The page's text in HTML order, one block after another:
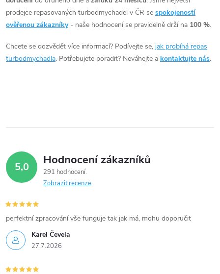
a
c
í
p
k
v
ý
p
i
s
u
prodejce repasovaných turbodmychadel v ČR se spokojeností
ověřenou zákazníky- naše hodnocení se pravidelně drží na 100 %.
Chcete se dozvědět více informací? Podívejte se, jak probíhá repas
turbodmychadla. Potřebujete poradit? Neváhejte a kontaktujte nás.
5,0 Hodnocení zákazníků
291 hodnocení
Zobrazit recenze
Karel Čevela
27.7.2026
perfektní zpracování vše funguje tak jak má, mohu doporučit